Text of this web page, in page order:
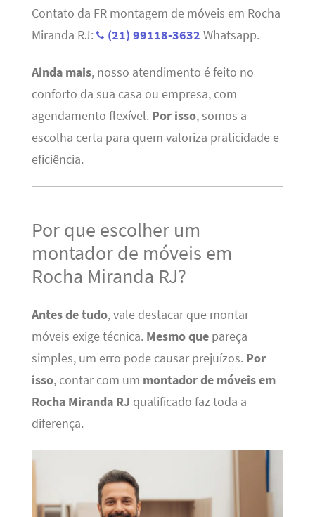
Contato da FR montagem de móveis em Rocha
Miranda RJ:
(21) 99118-3632 Whatsapp.
Ainda mais, nosso atendimento é feito no
conforto da sua casa ou empresa, com
agendamento flexível. Por isso, somos a
escolha certa para quem valoriza praticidade e
eficiência.
Por que escolher um
montador de móveis em
Rocha Miranda RJ?
Antes de tudo, vale destacar que montar
móveis exige técnica. Mesmo quepareça
simples, um erro pode causar prejuízos. Por
isso, contar com um montador de móveis em
Rocha Miranda RJ qualificado faz toda a
diferença.